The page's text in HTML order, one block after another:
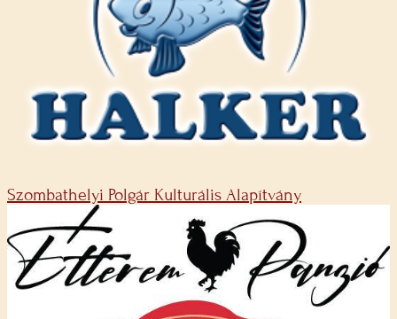
Szombathelyi Polgár Kulturális Alapítvány